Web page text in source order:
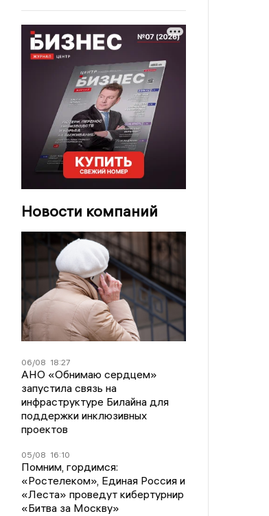
Новости компаний
06/08 18:27
АНО «Обнимаю сердцем»
запустила связь на
инфраструктуре Билайна для
поддержки инклюзивных
проектов
05/08 16:10
Помним, гордимся:
«Ростелеком», Единая Россия и
«Леста» проведут кибертурнир
«Битва за Москву»